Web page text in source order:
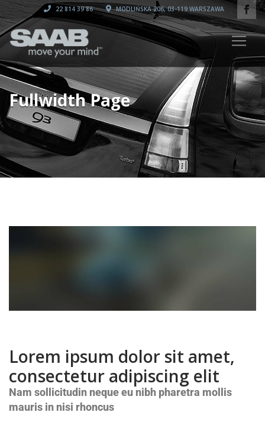
22 814 39 86 MODLIŃSKA 206, 03-119 WARSZAWA
Fullwidth Page
Lorem ipsum dolor sit amet,
consectetur adipiscing elit
Nam sollicitudin neque eu nibh pharetra mollis
mauris in nisi rhoncus